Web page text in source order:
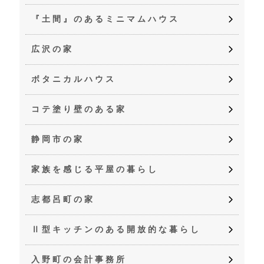
『土間』のあるミニマムハウス
広沢の家
ボタニカルハウス
コテ塗り壁のある家
静岡市の家
家族を感じる平屋の暮らし
志都呂町の家
Ⅱ型キッチンのある開放的な暮らし
入野町の会計事務所